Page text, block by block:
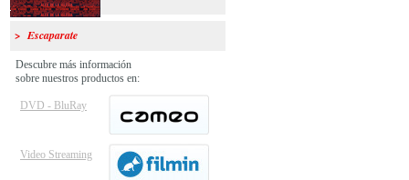
>Acción mutante
> Escaparate
Descubre más información
sobre nuestros productos en:
DVD - BluRay
Video Streaming